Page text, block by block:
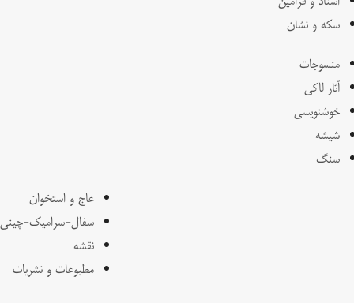
سکه و نشان
منسوجات
آثار لاکی
خوشنویسی
شیشه
سنگ
عاج و استخوان
سفال-سرامیک-چینی
نقشه
مطبوعات و نشریات